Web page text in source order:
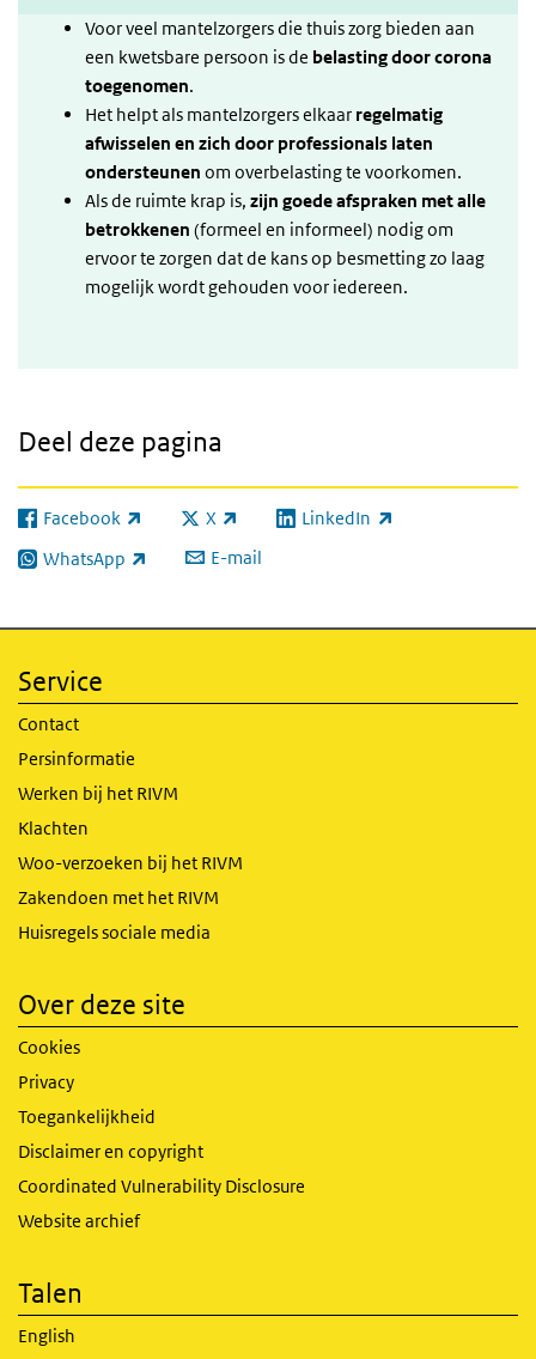
Voor veel mantelzorgers die thuis zorg bieden aan
een kwetsbare persoon is de belasting door corona
toegenomen.
Het helpt als mantelzorgers elkaar regelmatig
afwisselen en zich door professionals laten
ondersteunen om overbelasting te voorkomen.
Als de ruimte krap is, zijn goede afspraken met alle
betrokkenen (formeel en informeel) nodig om
ervoor te zorgen dat de kans op besmetting zo laag
mogelijk wordt gehouden voor iedereen.
Deel deze pagina
Facebook
(externe link) X
(externe link) LinkedIn
(externe link)
WhatsApp
(externe link) E-mail
Service
Contact
Persinformatie
Werken bij het RIVM
Klachten
Woo-verzoeken bij het RIVM
Zakendoen met het RIVM
Huisregels sociale media
Over deze site
Cookies
Privacy
Toegankelijkheid
Disclaimer en copyright
Coordinated Vulnerability Disclosure
Website archief
Talen
English